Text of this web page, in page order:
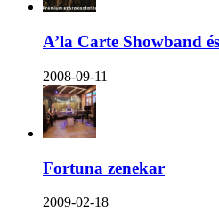
A’la Carte Showband
2008-09-11
Fortuna zenekar
2009-02-18